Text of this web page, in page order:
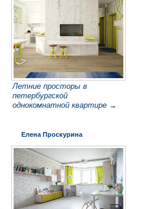
Летние просторы в
петербургской
однокомнатной квартире →
Елена Проскурина